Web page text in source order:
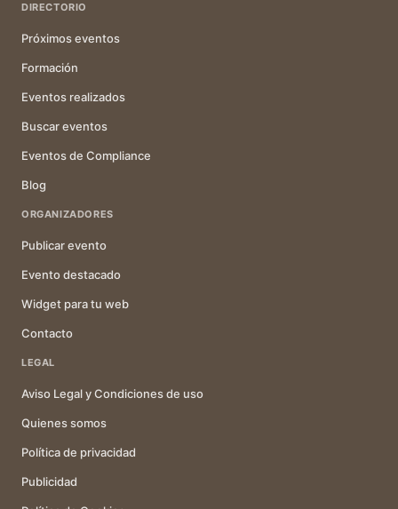
DIRECTORIO
Próximos eventos
Formación
Eventos realizados
Buscar eventos
Eventos de Compliance
Blog
ORGANIZADORES
Publicar evento
Evento destacado
Widget para tu web
Contacto
LEGAL
Aviso Legal y Condiciones de uso
Quienes somos
Política de privacidad
Publicidad